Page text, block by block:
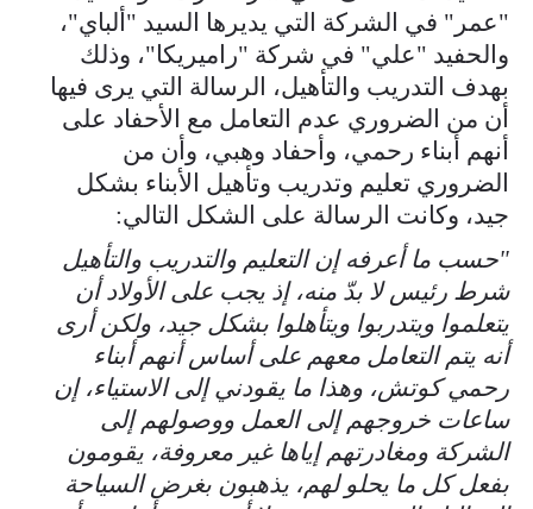
"عمر" في الشركة التي يديرها السيد "ألباي"،
والحفيد "علي" في شركة "راميريكا"، وذلك
بهدف التدريب والتأهيل، الرسالة التي يرى فيها
أن من الضروري عدم التعامل مع الأحفاد على
أنهم أبناء رحمي، وأحفاد وهبي، وأن من
الضروري تعليم وتدريب وتأهيل الأبناء بشكل
جيد، وكانت الرسالة على الشكل التالي:
"حسب ما أعرفه إن التعليم والتدريب والتأهيل
شرط رئيس لا بدّ منه، إذ يجب على الأولاد أن
يتعلموا ويتدربوا ويتأهلوا بشكل جيد، ولكن أرى
أنه يتم التعامل معهم على أساس أنهم أبناء
رحمي كوتش، وهذا ما يقودني إلى الاستياء، إن
ساعات خروجهم إلى العمل ووصولهم إلى
الشركة ومغادرتهم إياها غير معروفة، يقومون
بفعل كل ما يحلو لهم، يذهبون بغرض السياحة